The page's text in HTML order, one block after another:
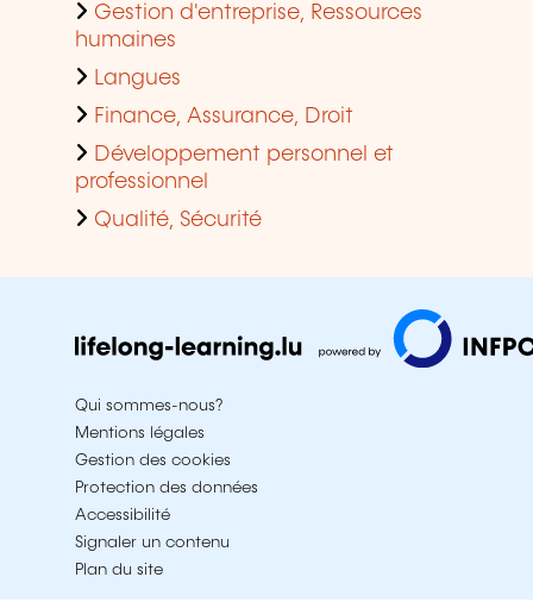
Gestion d'entreprise, Ressources
humaines
Langues
Finance, Assurance, Droit
Développement personnel et
professionnel
Qualité, Sécurité
Qui sommes-nous?
Mentions légales
Gestion des cookies
Protection des données
Accessibilité
Signaler un contenu
Plan du site